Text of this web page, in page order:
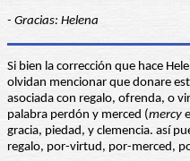
- Gracias: Helena
Si bien la corrección que hace
olvidan mencionar que donare
asociada con regalo, ofrenda, o
palabra perdón y merced (mercy
gracia, piedad, y clemencia. así
regalo, por-virtud, por-merced,